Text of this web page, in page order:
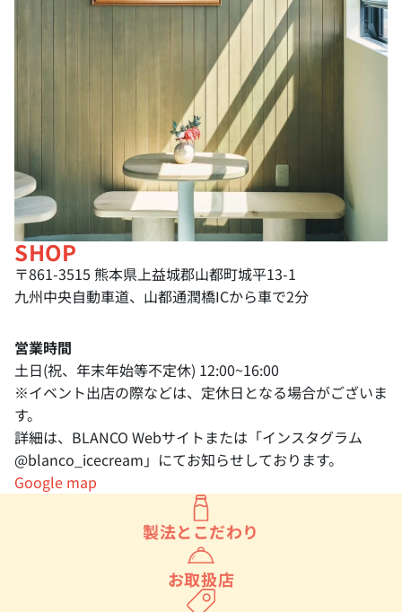
SHOP
〒861-3515 熊本県上益城郡山都町城平13-1
九州中央自動車道、山都通潤橋ICから車で2分
営業時間
土日(祝、年末年始等不定休) 12:00~16:00
※イベント出店の際などは、定休日となる場合がございま
す。
詳細は、BLANCO Webサイトまたは「インスタグラム
@blanco_icecream 」にてお知らせしております。
Google map
製法とこだわり
お取扱店